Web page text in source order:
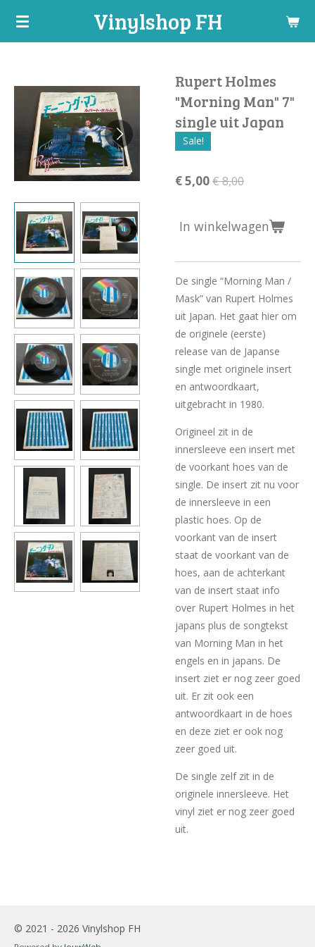
Ga
hoofdinhoud
Vinylshop FH
Rupert Holmes
"Morning Man" 7"
single uit Japan
Sale!
€ 5,00€ 8,00
In winkelwagen
De single “Morning Man /
Mask” van Rupert Holmes
uit Japan. Het gaat hier om
de originele (eerste)
release van de Japanse
single met originele insert
en antwoordkaart,
uitgebracht in 1980.
Origineel zit in de
innersleeve een insert met
de voorkant hoes van de
single. De insert zit nu voor
de innersleeve in een
plastic hoes. Op de
voorkant van de insert
staat de voorkant van de
hoes, aan de achterkant
van de insert staat info
over Rupert Holmes in het
japans plus de songtekst
van Morning Man in het
engels en in japans. De
insert ziet er nog zeer goed
uit. Er zit ook een
antwoordkaart in de hoes
en deze ziet er ook nog
zeer goed uit.
De single zelf zit in de
originele innersleeve. Het
vinyl ziet er nog zeer goed
uit.
© 2021 - 2026 Vinylshop FH